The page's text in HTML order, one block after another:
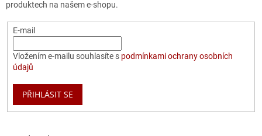
produktech na našem e-shopu.
E-mail
Vložením e-mailu souhlasíte s podmínkami ochrany osobních
údajů
PŘIHLÁSIT SE